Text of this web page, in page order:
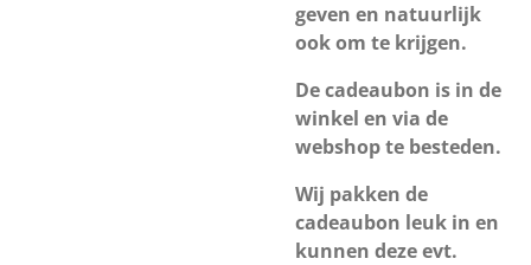
geven en natuurlijk
ook om te krijgen.
De cadeaubon is in de
winkel en via de
webshop te besteden.
Wij pakken de
cadeaubon leuk in en
kunnen deze evt.